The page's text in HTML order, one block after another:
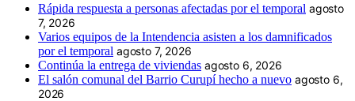
Rápida respuesta a personas afectadas por el temporal agosto
7, 2026
Varios equipos de la Intendencia asisten a los damnificados
por el temporal agosto 7, 2026
Continúa la entrega de viviendas agosto 6, 2026
El salón comunal del Barrio Curupí hecho a nuevo agosto 6,
2026